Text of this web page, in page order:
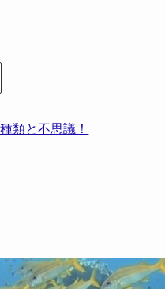
類と不思議！